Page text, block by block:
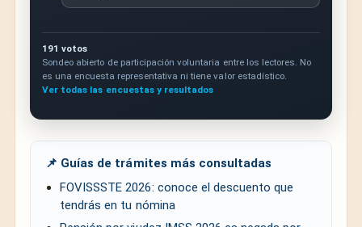
191 votos
Sondeo abierto de participación voluntaria entre los lectores. No
es una encuesta representativa ni tiene valor estadístico.
Ver todas las encuestas y resultados
📌 Guías de trámites más consultadas
FOVISSSTE 2026: conoce el descuento que
tendrás en tu nómina